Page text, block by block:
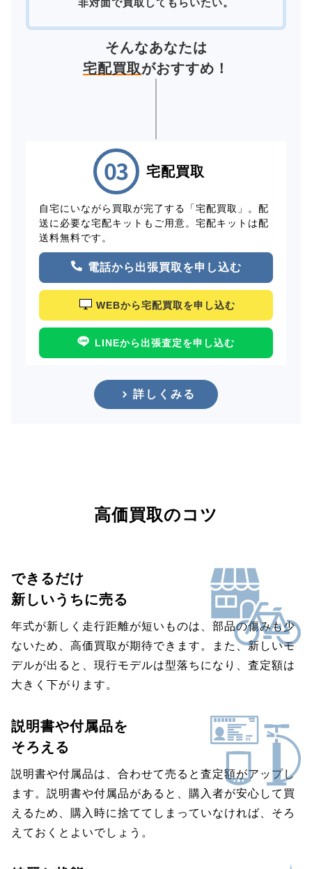
非対面で買取してもらいたい。
そんなあなたは
宅配買取がおすすめ！
宅配買取
自宅にいながら買取が完了する「宅配買取」。配
送に必要な宅配キットもご用意。宅配キットは配
送料無料です。
電話から出張買取を申し込む
WEBから宅配買取を申し込む
LINEから出張査定を申し込む
詳しくみる
高価買取のコツ
できるだけ
新しいうちに売る
年式が新しく走行距離が短いものは、部品の傷みも少
ないため、高価買取が期待できます。また、新しいモ
デルが出ると、現行モデルは型落ちになり、査定額は
大きく下がります。
説明書や付属品を
そろえる
説明書や付属品は、合わせて売ると査定額がアップし
ます。説明書や付属品があると、購入者が安心して買
えるため、購入時に捨ててしまっていなければ、そろ
えておくとよいでしょう。